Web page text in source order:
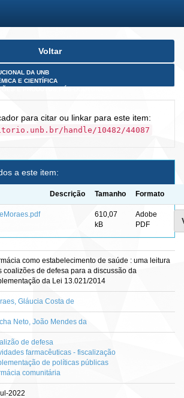
Voltar
DA UNB
E CIENTÍFICA
para citar ou linkar para este item:
handle/10482/44087
a este item:
Descrição Tamanho Formato
610,07
kB
Adobe
PDF
como estabelecimento de saúde : uma leitura
coalizões de defesa para a discussão da
da Lei 13.021/2014
Gláucia Costa de
Neto, João Mendes da
de defesa
farmacêuticas - fiscalização
de políticas públicas
comunitária
2022